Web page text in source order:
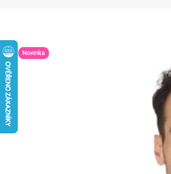
Novinka